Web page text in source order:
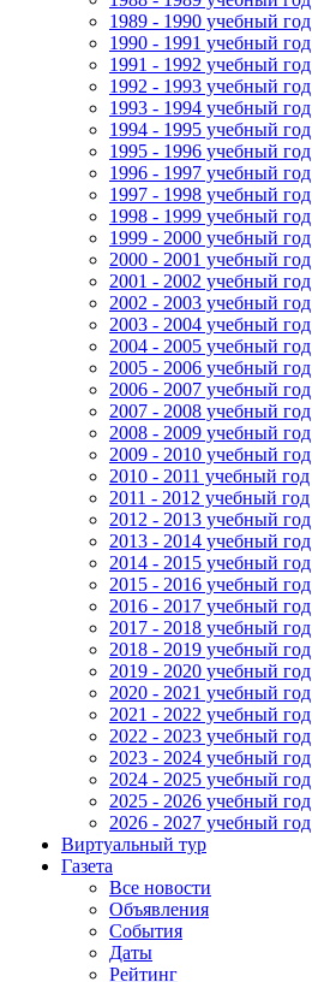
1989 - 1990 учебный год
1990 - 1991 учебный год
1991 - 1992 учебный год
1992 - 1993 учебный год
1993 - 1994 учебный год
1994 - 1995 учебный год
1995 - 1996 учебный год
1996 - 1997 учебный год
1997 - 1998 учебный год
1998 - 1999 учебный год
1999 - 2000 учебный год
2000 - 2001 учебный год
2001 - 2002 учебный год
2002 - 2003 учебный год
2003 - 2004 учебный год
2004 - 2005 учебный год
2005 - 2006 учебный год
2006 - 2007 учебный год
2007 - 2008 учебный год
2008 - 2009 учебный год
2009 - 2010 учебный год
2010 - 2011 учебный год
2011 - 2012 учебный год
2012 - 2013 учебный год
2013 - 2014 учебный год
2014 - 2015 учебный год
2015 - 2016 учебный год
2016 - 2017 учебный год
2017 - 2018 учебный год
2018 - 2019 учебный год
2019 - 2020 учебный год
2020 - 2021 учебный год
2021 - 2022 учебный год
2022 - 2023 учебный год
2023 - 2024 учебный год
2024 - 2025 учебный год
2025 - 2026 учебный год
2026 - 2027 учебный год
Виртуальный тур
Газета
Все новости
Объявления
События
Даты
Рейтинг